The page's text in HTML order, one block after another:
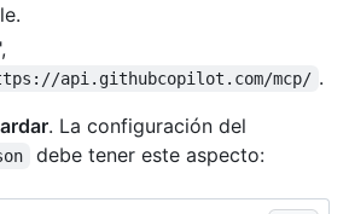
api.githubcopilot.com/mcp/ .
. La configuración del
debe tener este aspecto: